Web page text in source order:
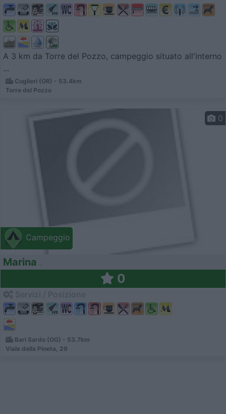
A 3 km da Torre del Pozzo, campeggio situato all'interno
...
Cuglieri (OR) - 53.4km
Torre del Pozzo
Campeggio
0
Marina
0
Bari Sardo (OG) - 53.7km
Viale della Pineta, 29